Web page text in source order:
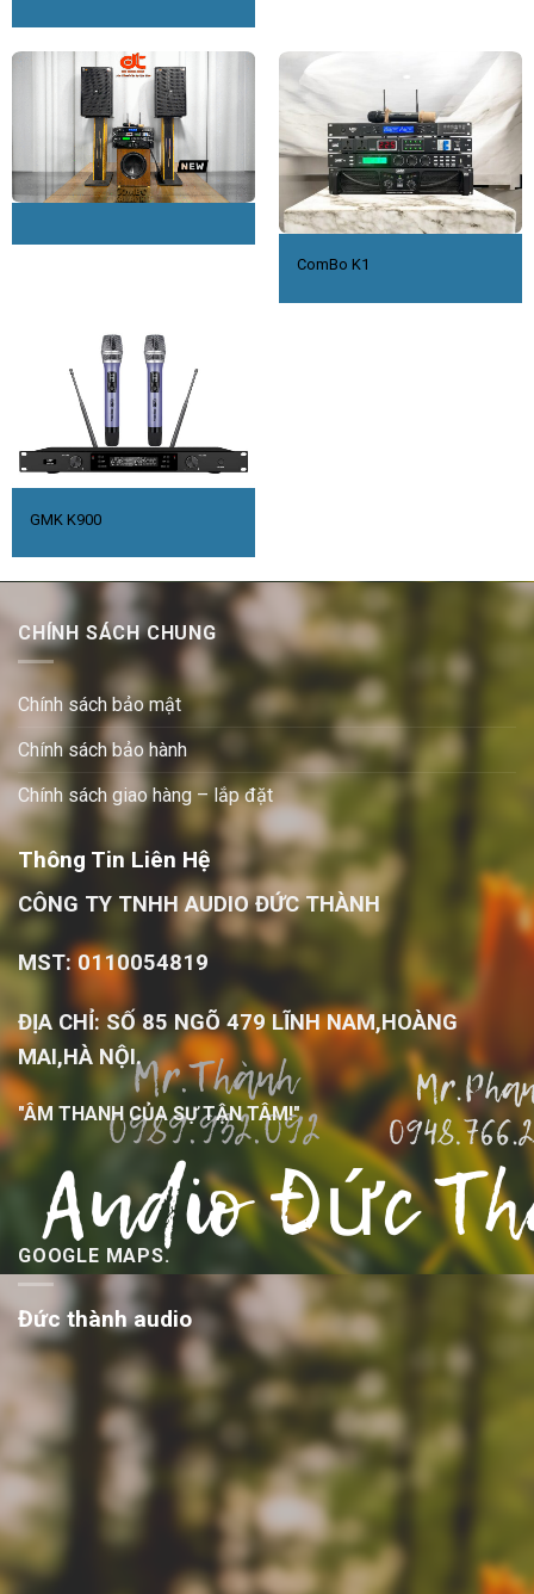
ComBo K1
GMK K900
CHÍNH SÁCH CHUNG
Chính sách bảo mật
Chính sách bảo hành
Chính sách giao hàng – lắp đặt
Thông Tin Liên Hệ
CÔNG TY TNHH AUDIO ĐỨC THÀNH
MST: 0110054819
ĐỊA CHỈ: SỐ 85 NGÕ 479 LĨNH NAM,HOÀNG
MAI,HÀ NỘI.
"ÂM THANH CỦA SỰ TẬN TÂM!"
GOOGLE MAPS.
Đức thành audio